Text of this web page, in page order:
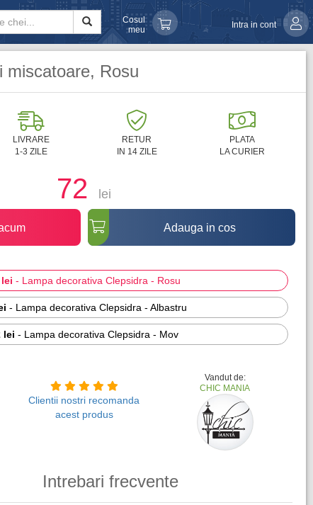
Cosul
meu
Intra in cont
miscatoare, Rosu
LIVRARE
1-3 ZILE
RETUR
IN 14 ZILE
PLATA
LA CURIER
72 lei
Adauga in cos
- Lampa decorativa Clepsidra - Rosu
- Lampa decorativa Clepsidra - Albastru
lei - Lampa decorativa Clepsidra - Mov
Clientii nostri recomanda
acest produs
Vandut de:
CHIC MANIA
Intrebari frecvente